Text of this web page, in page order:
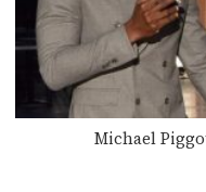
Michael